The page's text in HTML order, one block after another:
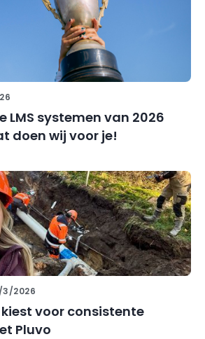
LMS systemen van 2026
doen wij voor je!
3/2026
kiest voor consistente
Pluvo